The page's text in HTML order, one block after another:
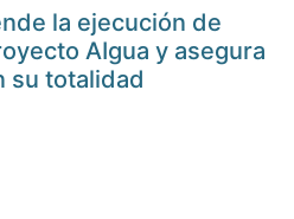
la ejecución de
AIgua y asegura
su totalidad